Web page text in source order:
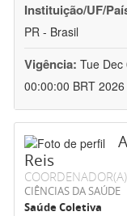
Instituição/UF/
PR - Brasil
Vigência: Tue Dec
00:00:00 BRT 2026
Reis
COORDENADOR(A)
CIÊNCIAS DA SAÚDE
Saúde Coletiva